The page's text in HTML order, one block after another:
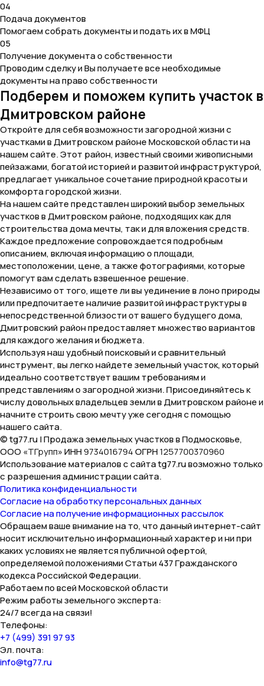
04
Подача документов
Помогаем собрать документы и подать их в МФЦ
05
Получение документа о собственности
Проводим сделку и Вы получаете все необходимые
документы на право собственности
Подберем и поможем купить участок в
Дмитровском районе
Откройте для себя возможности загородной жизни с
участками в Дмитровском районе Московской области на
нашем сайте. Этот район, известный своими живописными
пейзажами, богатой историей и развитой инфраструктурой,
предлагает уникальное сочетание природной красоты и
комфорта городской жизни.
На нашем сайте представлен широкий выбор земельных
участков в Дмитровском районе, подходящих как для
строительства дома мечты, так и для вложения средств.
Каждое предложение сопровождается подробным
описанием, включая информацию о площади,
местоположении, цене, а также фотографиями, которые
помогут вам сделать взвешенное решение.
Независимо от того, ищете ли вы уединение в лоно природы
или предпочитаете наличие развитой инфраструктуры в
непосредственной близости от вашего будущего дома,
Дмитровский район предоставляет множество вариантов
для каждого желания и бюджета.
Используя наш удобный поисковый и сравнительный
инструмент, вы легко найдете земельный участок, который
идеально соответствует вашим требованиям и
представлениям о загородной жизни. Присоединяйтесь к
числу довольных владельцев земли в Дмитровском районе и
начните строить свою мечту уже сегодня с помощью
нашего сайта.
© tg77.ru | Продажа земельных участков в Подмосковье,
ООО «ТГрупп» ИНН9734016794ОГРН1257700370960
Использование материалов с сайта tg77.ru возможно только
с разрешения администрации сайта.
Политика конфиденциальности
Согласие на обработку персональных данных
Согласие на получение информационных рассылок
Обращаем ваше внимание на то, что данный интернет-сайт
носит исключительно информационный характер и ни при
каких условиях не является публичной офертой,
определяемой положениями Статьи 437 Гражданского
кодекса Российской Федерации.
Работаем по всей Московской области
Режим работы земельного эксперта:
24/7 всегда на связи!
Телефоны:
+7 (499) 391 97 93
Эл. почта:
info@tg77.ru